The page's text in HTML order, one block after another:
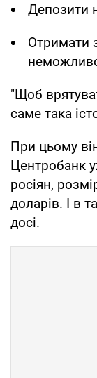
Депозити
Отримати
"Щоб
саме така
При цьому
Центробанк
росіян,
доларів. І в
досі.